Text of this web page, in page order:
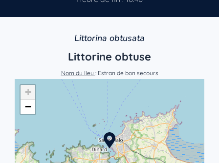
Littorina obtusata
Littorine obtuse
Nom du lieu : Estran de bon secours
+
−